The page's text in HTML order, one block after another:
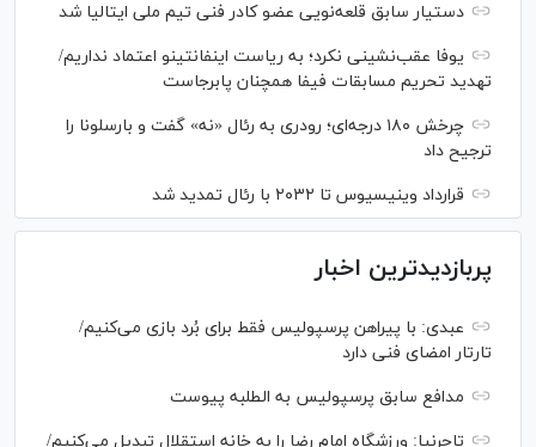
دستیار سابق قلعه‌نویی عضو کادر فنی تیم ملی ایتالیا شد
یوفا عقب‌نشینی نکرد؛ به ریاست اینفانتینو اعتماد نداریم/
تهدید تحریم مسابقات فیفا همچنان پابرجاست
چرخش ۱۸۰ درجه‌ای؛ رودری به رئال «نه» گفت و بارسلونا را
ترجیح داد
قرارداد وینیسیوس تا ۲۰۳۲ با رئال‌ تمدید شد
پربازدیدترین اخبار
عبدی: با پیراهن پرسپولیس فقط برای بُرد بازی می‌کنیم/
تارتار امضای فنی دارد
مدافع سابق پرسپولیس به الطلبه پیوست
تاجرنیا: ورزشگاه امام رضا را به خانه استقلال تبدیل می‌کنیم/